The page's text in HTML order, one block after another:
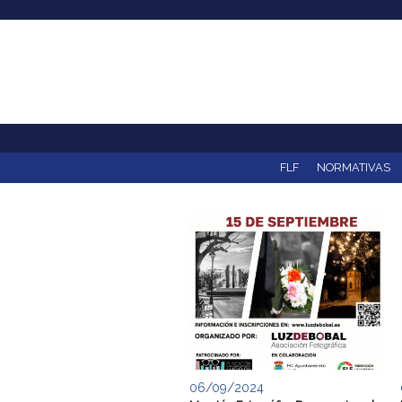
F
e
FLF NORMATIVAS
06/09/2024